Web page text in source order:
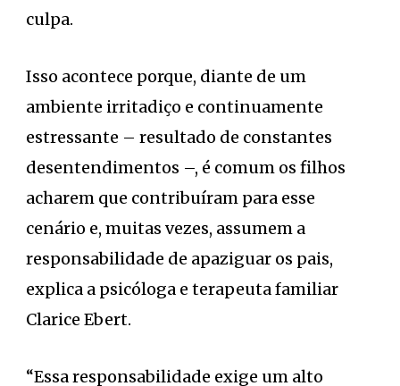
culpa.
Isso acontece porque, diante de um
ambiente irritadiço e continuamente
estressante – resultado de constantes
desentendimentos –, é comum os filhos
acharem que contribuíram para esse
cenário e, muitas vezes, assumem a
responsabilidade de apaziguar os pais,
explica a psicóloga e terapeuta familiar
Clarice Ebert.
“Essa responsabilidade exige um alto